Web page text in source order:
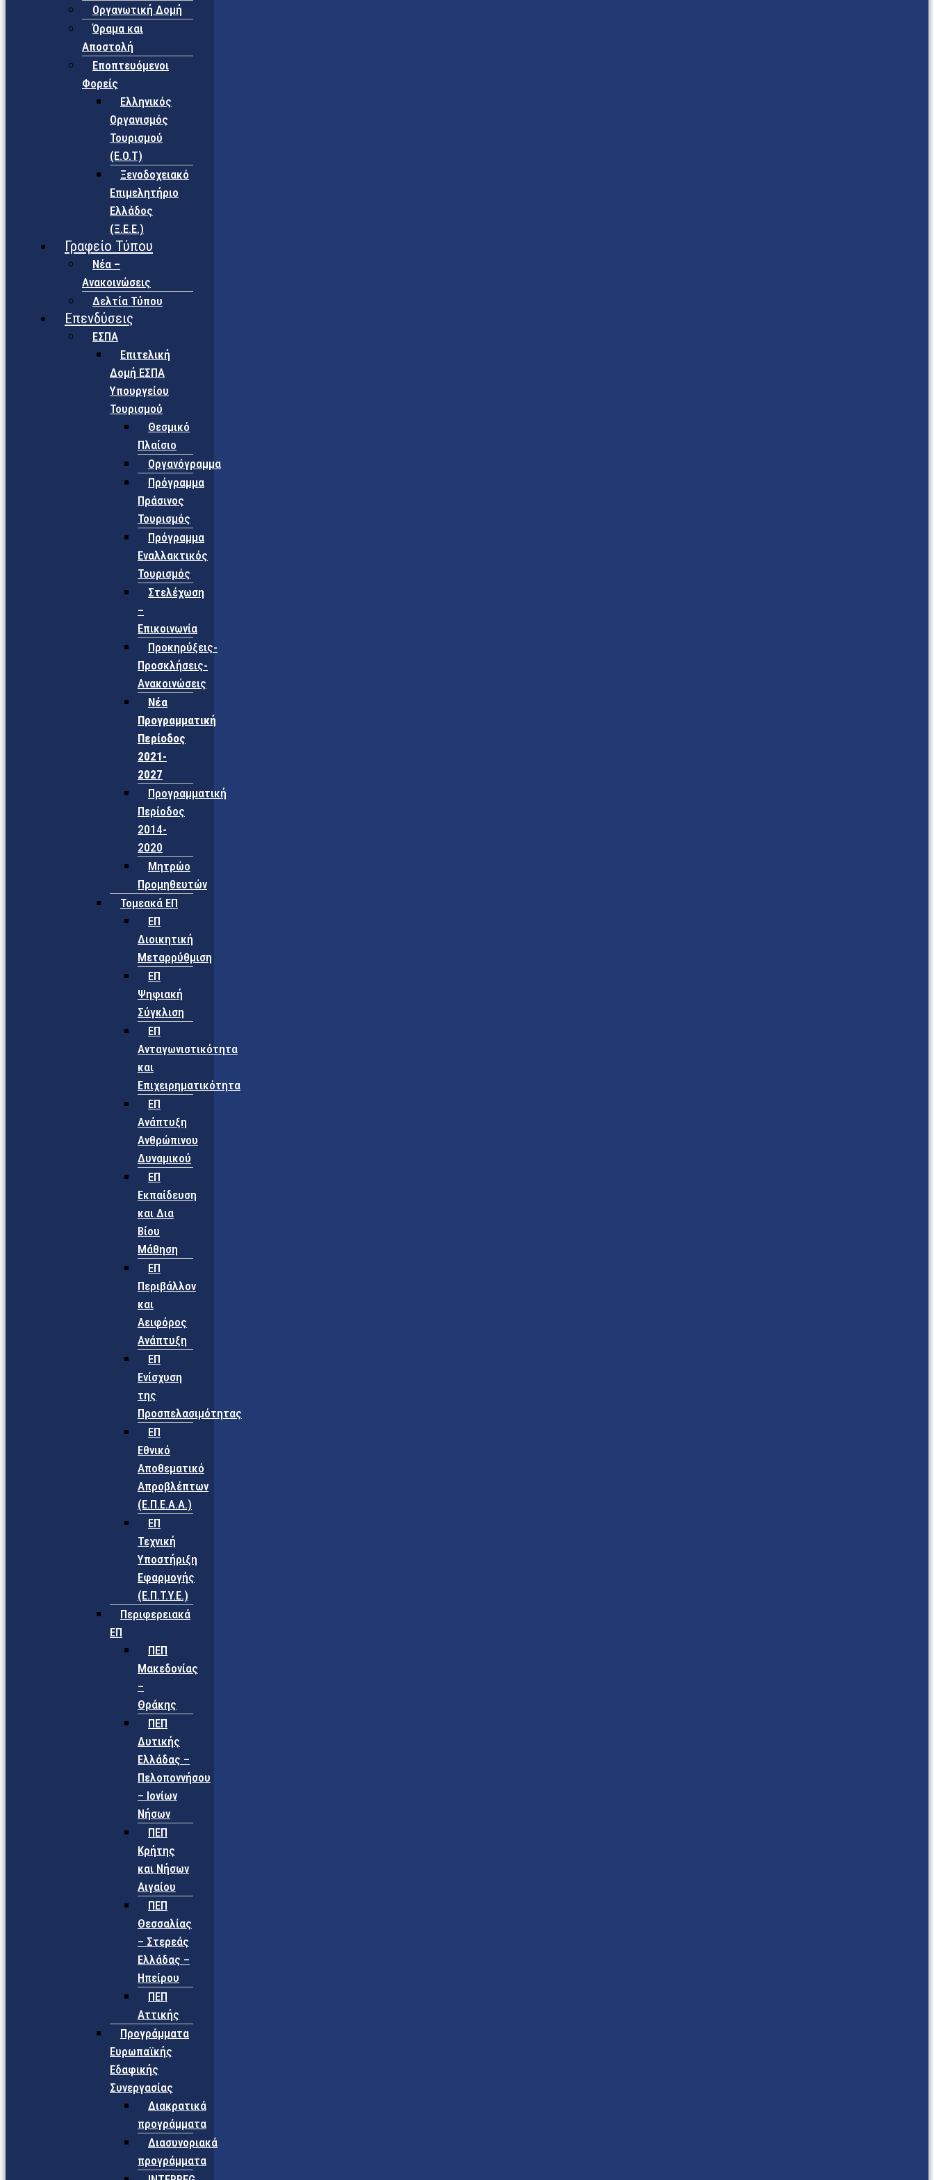
Οργανωτική Δομή
Όραμα και
Αποστολή
Εποπτευόμενοι
Φορείς
Eλληνικός
Οργανισμός
Τουρισμού
(Ε.Ο.Τ)
Ξενοδοχειακό
Επιμελητήριο
Ελλάδος
(Ξ.Ε.Ε.)
Γραφείο Τύπου
Νέα –
Ανακοινώσεις
Δελτία Τύπου
Επενδύσεις
ΕΣΠΑ
Επιτελική
Δομή ΕΣΠΑ
Υπουργείου
Τουρισμού
Θεσμικό
Πλαίσιο
Οργανόγραμμα
Πρόγραμμα
Πράσινος
Τουρισμός
Πρόγραμμα
Εναλλακτικός
Τουρισμός
Στελέχωση
–
Επικοινωνία
Προκηρύξεις-
Προσκλήσεις-
Ανακοινώσεις
Νέα
Προγραμματική
Περίοδος
2021-
2027
Προγραμματική
Περίοδος
2014-
2020
Μητρώο
Προμηθευτών
Τομεακά ΕΠ
ΕΠ
Διοικητική
Μεταρρύθμιση
ΕΠ
Ψηφιακή
Σύγκλιση
ΕΠ
Ανταγωνιστικότητα
και
Επιχειρηματικότητα
ΕΠ
Ανάπτυξη
Ανθρώπινου
Δυναμικού
ΕΠ
Εκπαίδευση
και Δια
Βίου
Μάθηση
ΕΠ
Περιβάλλον
και
Αειφόρος
Ανάπτυξη
ΕΠ
Ενίσχυση
της
Προσπελασιμότητας
ΕΠ
Εθνικό
Αποθεματικό
Απροβλέπτων
(Ε.Π.Ε.Α.Α.)
ΕΠ
Τεχνική
Υποστήριξη
Εφαρμογής
(Ε.Π.Τ.Υ.Ε.)
Περιφερειακά
ΕΠ
ΠΕΠ
Μακεδονίας
–
Θράκης
ΠΕΠ
Δυτικής
Ελλάδας –
Πελοποννήσου
– Ιονίων
Νήσων
ΠΕΠ
Κρήτης
και Νήσων
Αιγαίου
ΠΕΠ
Θεσσαλίας
– Στερεάς
Ελλάδας –
Ηπείρου
ΠΕΠ
Αττικής
Προγράμματα
Ευρωπαϊκής
Εδαφικής
Συνεργασίας
Διακρατικά
προγράμματα
Διασυνοριακά
προγράμματα